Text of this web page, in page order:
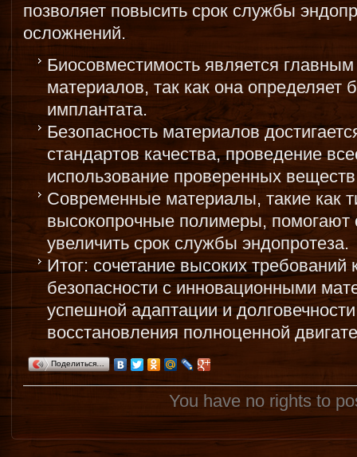
позволяет повысить срок службы
осложнений.
Биосовместимость является
материалов, так как она определяет
имплантата.
Безопасность материалов
стандартов качества, проведение
использование проверенных
Современные материалы, такие как
высокопрочные полимеры, помогают
увеличить срок службы эндопротеза.
Итог: сочетание высоких требований
безопасности с инновационными
успешной адаптации и
восстановления полноценной
Поделиться…
You have no rights to